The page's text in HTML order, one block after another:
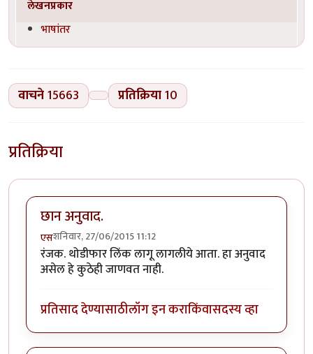
लेखनप्रकार
भाषांतर
वाचने15663 प्रतिक्रिया10
प्रतिक्रिया
छान अनुवाद.
एसशनिवार, 27/06/2015 11:12
रंजक. थोडीफार लिंक लागू लागलीये आता. हा अनुवाद
असेल हे कुठेही जाणवत नाही.
प्रतिसाद देण्यासाठीलॉग इन कराकिंवासदस्य व्हा